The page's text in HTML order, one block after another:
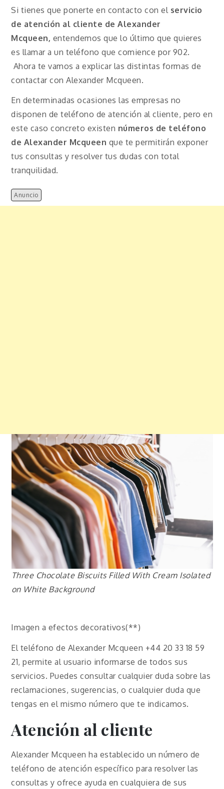
Si tienes que ponerte en contacto con el servicio
de atención al cliente de Alexander
Mcqueen, entendemos que lo último que quieres
es llamar a un teléfono que comience por 902.
Ahora te vamos a explicar las distintas formas de
contactar con Alexander Mcqueen.
En determinadas ocasiones las empresas no
disponen de teléfono de atención al cliente, pero en
este caso concreto existen números de teléfono
de Alexander Mcqueen que te permitirán exponer
tus consultas y resolver tus dudas con total
tranquilidad.
Anuncio
Three Chocolate Biscuits Filled With Cream Isolated
on White Background
Imagen a efectos decorativos(**)
El teléfono de Alexander Mcqueen +44 20 33 18 59
21, permite al usuario informarse de todos sus
servicios. Puedes consultar cualquier duda sobre las
reclamaciones, sugerencias, o cualquier duda que
tengas en el mismo número que te indicamos.
Atención al cliente
Alexander Mcqueen ha establecido un número de
teléfono de atención específico para resolver las
consultas y ofrece ayuda en cualquiera de sus